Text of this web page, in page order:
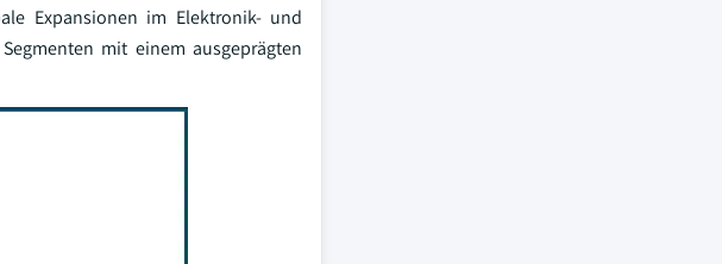
Expansionen im Elektronik- und
mit einem ausgeprägten